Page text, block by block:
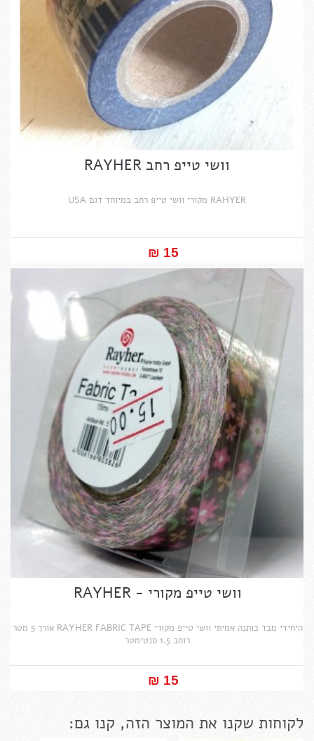
וושי טייפ רחב RAYHER
RAHYER מקורי וושי טייפ רחב במיוחד דגם USA
15 ₪‎
וושי טייפ מקורי - RAYHER
היחידי מבד כותנה אמיתי וושי טייפ מקורי RAYHER FABRIC TAPE אורך 5 מטר
רוחב 1.5 סנטימטר
15 ₪‎
לקוחות שקנו את המוצר הזה, קנו גם: